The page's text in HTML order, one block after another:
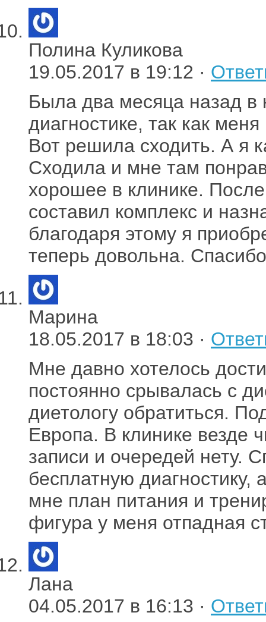
Полина Куликова
19.05.2017 в 19:12 ·
Была два месяца назад в
диагностике, так как
Вот решила сходить. А я
Сходила и мне там
хорошее в клинике.
составил комплекс и
благодаря этому я
теперь довольна.
Марина
18.05.2017 в 18:03 ·
Мне давно хотелось
постоянно срывалась с
диетологу обратиться.
Европа. В клинике везде
записи и очередей нету.
бесплатную диагностику,
мне план питания и
фигура у меня отпадная
Лана
04.05.2017 в 16:13 ·